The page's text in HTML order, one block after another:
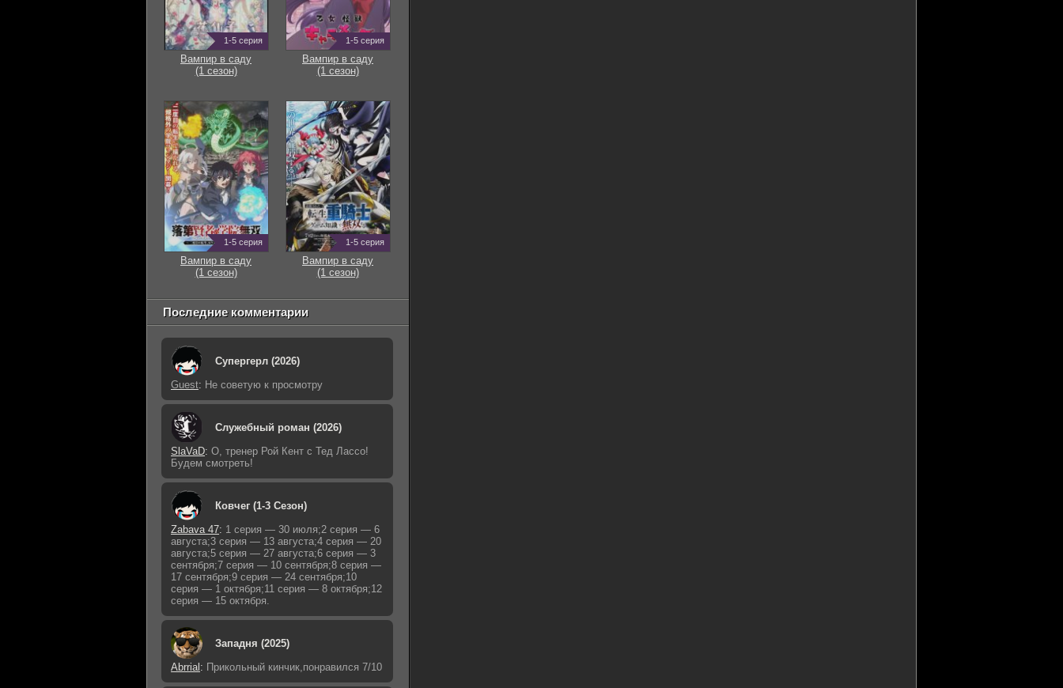
1-5 серия
Вампир в саду
(1 сезон)
1-5 серия
Вампир в саду
(1 сезон)
1-5 серия
Вампир в саду
(1 сезон)
1-5 серия
Вампир в саду
(1 сезон)
Последние комментарии
Супергерл (2026)
Guest: Не советую к просмотру
Служебный роман (2026)
SlaVaD: О, тренер Рой Кент с Тед Лассо!
Будем смотреть!
Ковчег (1-3 Сезон)
Zabava 47: 1 серия — 30 июля;2 серия — 6
августа;3 серия — 13 августа;4 серия — 20
августа;5 серия — 27 августа;6 серия — 3
сентября;7 серия — 10 сентября;8 серия —
17 сентября;9 серия — 24 сентября;10
серия — 1 октября;11 серия — 8 октября;12
серия — 15 октября.
Западня (2025)
Abrrial : Прикольный кинчик,понравился 7/10